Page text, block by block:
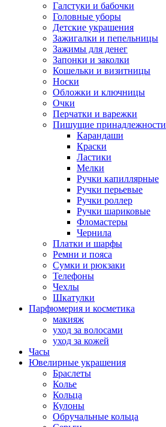
Галстуки и бабочки
Головные уборы
Детские украшения
Зажигалки и пепельницы
Зажимы для денег
Запонки и заколки
Кошельки и визитницы
Носки
Обложки и ключницы
Очки
Перчатки и варежки
Пишущие принадлежности
Карандаши
Краски
Ластики
Мелки
Ручки капиллярные
Ручки перьевые
Ручки роллер
Ручки шариковые
Фломастеры
Чернила
Платки и шарфы
Ремни и пояса
Сумки и рюкзаки
Телефоны
Чехлы
Шкатулки
Парфюмерия и косметика
макияж
уход за волосами
уход за кожей
Часы
Ювелирные украшения
Браслеты
Колье
Кольца
Кулоны
Обручальные кольца